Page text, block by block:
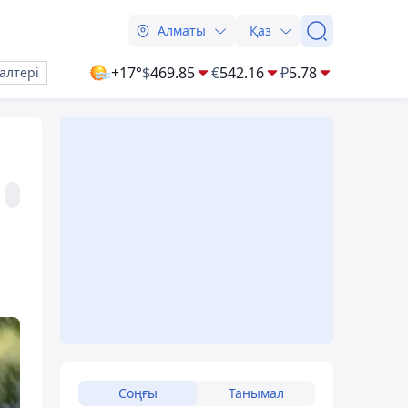
Алматы Қаз
+17°$469.85 €542.16 ₽5.78
Соңғы Танымал